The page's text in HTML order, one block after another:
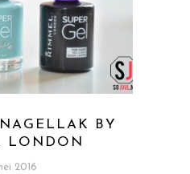
BY
LONDON
2016